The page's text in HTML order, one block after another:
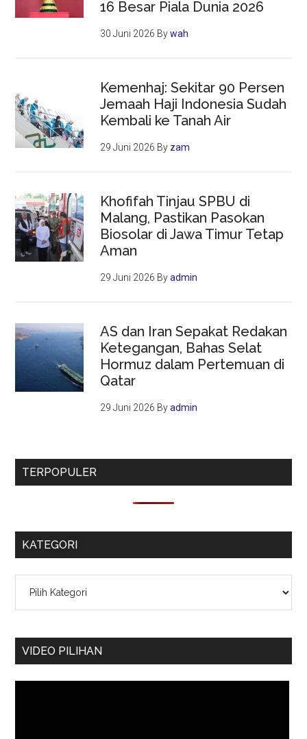
16 Besar Piala Dunia 2026
30 Juni 2026 Bywah
Kemenhaj: Sekitar 90 Persen
Jemaah Haji Indonesia Sudah
Kembali ke Tanah Air
29 Juni 2026 By zam
Khofifah Tinjau SPBU di
Malang, Pastikan Pasokan
Biosolar di Jawa Timur Tetap
Aman
29 Juni 2026 Byadmin
AS dan Iran Sepakat Redakan
Ketegangan, Bahas Selat
Hormuz dalam Pertemuan di
Qatar
29 Juni 2026 Byadmin
TERPOPULER
KATEGORI
VIDEO PILIHAN